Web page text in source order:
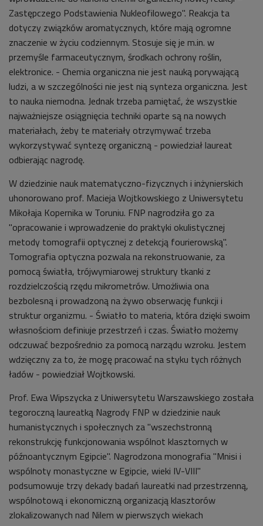
Zastępczego Podstawienia Nukleofilowego". Reakcja ta
dotyczy związków aromatycznych, które mają ogromne
znaczenie w życiu codziennym. Stosuje się je m.in. w
przemyśle farmaceutycznym, środkach ochrony roślin,
elektronice. - Chemia organiczna nie jest nauką porywającą
ludzi, a w szczególności nie jest nią synteza organiczna. Jest
to nauka niemodna. Jednak trzeba pamiętać, że wszystkie
najważniejsze osiągnięcia techniki oparte są na nowych
materiałach, żeby te materiały otrzymywać trzeba
wykorzystywać syntezę organiczną - powiedział laureat
odbierając nagrodę.
W dziedzinie nauk matematyczno-fizycznych i inżynierskich
uhonorowano prof. Macieja Wojtkowskiego z Uniwersytetu
Mikołaja Kopernika w Toruniu. FNP nagrodziła go za
"opracowanie i wprowadzenie do praktyki okulistycznej
metody tomografii optycznej z detekcją fourierowską".
Tomografia optyczna pozwala na rekonstruowanie, za
pomocą światła, trójwymiarowej struktury tkanki z
rozdzielczością rzędu mikrometrów. Umożliwia ona
bezbolesną i prowadzoną na żywo obserwację funkcji i
struktur organizmu. - Światło to materia, która dzięki swoim
własnościom definiuje przestrzeń i czas. Światło możemy
odczuwać bezpośrednio za pomocą narządu wzroku. Jestem
wdzięczny za to, że mogę pracować na styku tych różnych
ładów - powiedział Wojtkowski.
Prof. Ewa Wipszycka z Uniwersytetu Warszawskiego została
tegoroczną laureatką Nagrody FNP w dziedzinie nauk
humanistycznych i społecznych za "wszechstronną
rekonstrukcję funkcjonowania wspólnot klasztornych w
późnoantycznym Egipcie". Nagrodzona monografia "Mnisi i
wspólnoty monastyczne w Egipcie, wieki IV-VIII"
podsumowuje trzy dekady badań laureatki nad przestrzenną,
wspólnotową i ekonomiczną organizacją klasztorów
zlokalizowanych nad Nilem w pierwszych wiekach